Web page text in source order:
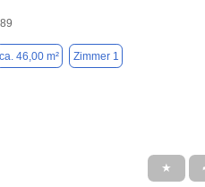
ca. 46,00 m² Zimmer 1
★